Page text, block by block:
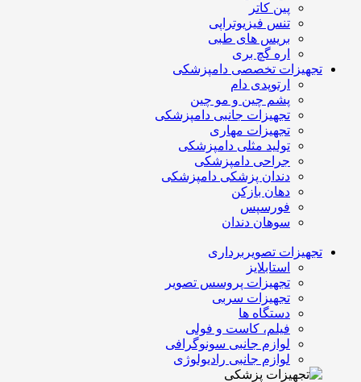
پین کاتر
تنس فیزیوتراپی
بریس های طبی
اره گچ بری
تجهیزات تخصصی دامپزشکی
ارتوپدی دام
پشم چین و مو چین
تجهیزات جانبی دامپزشکی
تجهیزات مهاری
تولید مثلی دامپزشکی
جراحی دامپزشکی
دندان پزشکی دامپزشکی
دهان بازکن
فورسپس
سوهان دندان
تجهیزات تصویربرداری
استابلایز
تجهیزات پروسس تصویر
تجهیزات سربی
دستگاه ها
فیلم، کاست و فولی
لوازم جانبی سونوگرافی
لوازم جانبی رادیولوژی